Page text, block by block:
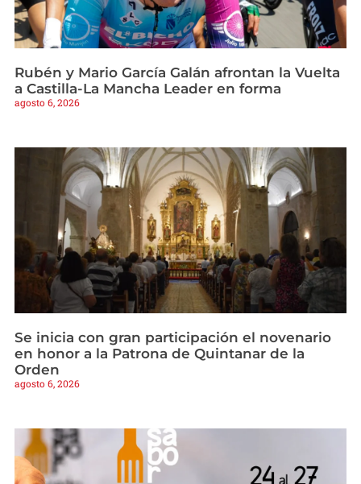
Rubén y Mario García Galán afrontan la Vuelta
a Castilla-La Mancha Leader en forma
agosto 6, 2026
Se inicia con gran participación el novenario
en honor a la Patrona de Quintanar de la
Orden
agosto 6, 2026